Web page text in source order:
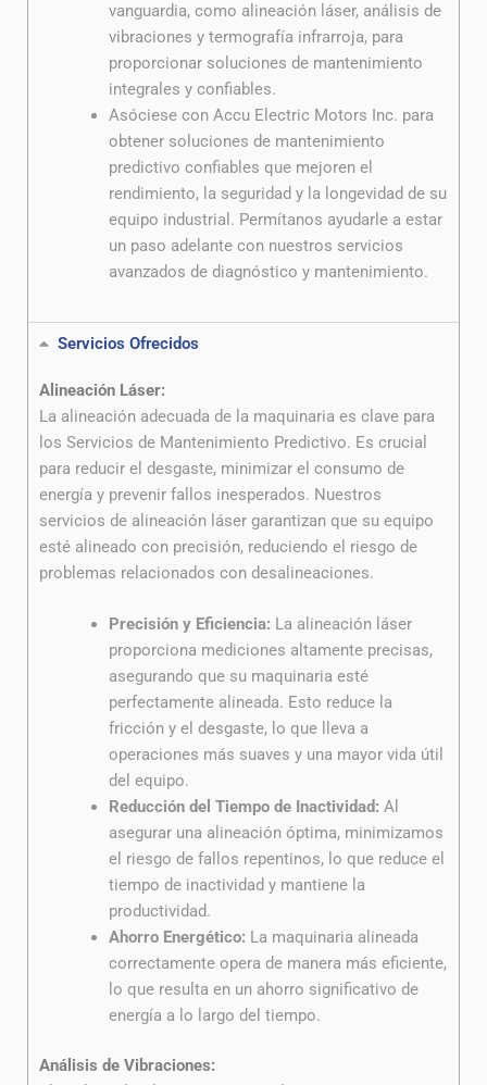
vanguardia, como alineación láser, análisis de
vibraciones y termografía infrarroja, para
proporcionar soluciones de mantenimiento
integrales y confiables.
Asóciese con Accu Electric Motors Inc. para
obtener soluciones de mantenimiento
predictivo confiables que mejoren el
rendimiento, la seguridad y la longevidad de su
equipo industrial. Permítanos ayudarle a estar
un paso adelante con nuestros servicios
avanzados de diagnóstico y mantenimiento.
Servicios Ofrecidos
Alineación Láser:
La alineación adecuada de la maquinaria es clave para
los Servicios de Mantenimiento Predictivo. Es crucial
para reducir el desgaste, minimizar el consumo de
energía y prevenir fallos inesperados. Nuestros
servicios de alineación láser garantizan que su equipo
esté alineado con precisión, reduciendo el riesgo de
problemas relacionados con desalineaciones.
Precisión y Eficiencia: La alineación láser
proporciona mediciones altamente precisas,
asegurando que su maquinaria esté
perfectamente alineada. Esto reduce la
fricción y el desgaste, lo que lleva a
operaciones más suaves y una mayor vida útil
del equipo.
Reducción del Tiempo de Inactividad: Al
asegurar una alineación óptima, minimizamos
el riesgo de fallos repentinos, lo que reduce el
tiempo de inactividad y mantiene la
productividad.
Ahorro Energético: La maquinaria alineada
correctamente opera de manera más eficiente,
lo que resulta en un ahorro significativo de
energía a lo largo del tiempo.
Análisis de Vibraciones: